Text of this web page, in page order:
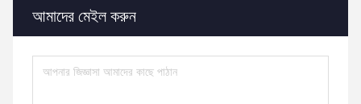
আমাদের মেইল করুন